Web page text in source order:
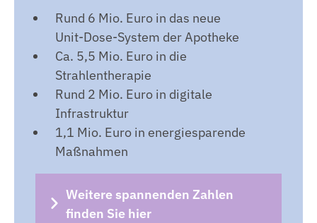
Rund 6 Mio. Euro in das neue
Unit‑Dose‑System der Apotheke
Ca. 5,5 Mio. Euro in die
Strahlentherapie
Rund 2 Mio. Euro in digitale
Infrastruktur
1,1 Mio. Euro in energiesparende
Maßnahmen
Weitere spannenden Zahlen
finden Sie hier